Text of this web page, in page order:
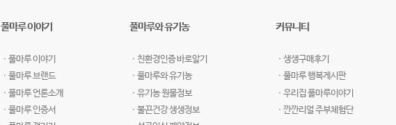
풀마루 이야기
ㆍ풀마루 이야기
ㆍ풀마루 브랜드
ㆍ풀마루 언론소개
ㆍ풀마루 인증서
풀마루와 유기농
ㆍ친환경인증 바로알기
ㆍ풀마루와 유기농
ㆍ유기농 원물정보
ㆍ불끈건강 생생정보
커뮤니티
ㆍ생생구매후기
ㆍ풀마루 행복게시판
ㆍ우리집 풀마루이야기
ㆍ깐깐리얼 주부체험단